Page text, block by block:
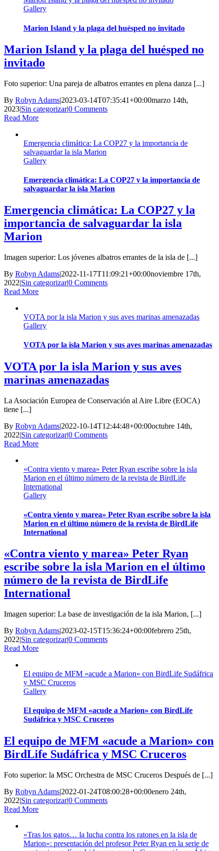
Gallery
Marion Island y la plaga del huésped no invitado
Marion Island y la plaga del huésped no
invitado
Foto superior: Una pareja de albatros errantes en plena danza [...]
By Robyn Adams|2023-03-14T07:35:41+00:00marzo 14th,
2023|Sin categorizar|0 Comments
Read More
Emergencia climática: La COP27 y la importancia de
salvaguardar la isla Marion
Gallery
Emergencia climática: La COP27 y la importancia de
salvaguardar la isla Marion
Emergencia climática: La COP27 y la
importancia de salvaguardar la isla
Marion
Imagen superior: Los jóvenes albatros errantes de la isla de [...]
By Robyn Adams|2022-11-17T11:09:21+00:00noviembre 17th,
2022|Sin categorizar|0 Comments
Read More
VOTA por la isla Marion y sus aves marinas amenazadas
Gallery
VOTA por la isla Marion y sus aves marinas amenazadas
VOTA por la isla Marion y sus aves
marinas amenazadas
La Asociación Europea de Conservación al Aire Libre (EOCA)
tiene [...]
By Robyn Adams|2022-10-14T12:44:48+00:00octubre 14th,
2022|Sin categorizar|0 Comments
Read More
«Contra viento y marea» Peter Ryan escribe sobre la isla
Marion en el último número de la revista de BirdLife
International
Gallery
«Contra viento y marea» Peter Ryan escribe sobre la isla
Marion en el último número de la revista de BirdLife
International
«Contra viento y marea» Peter Ryan
escribe sobre la isla Marion en el último
número de la revista de BirdLife
International
Imagen superior: La base de investigación de la isla Marion, [...]
By Robyn Adams|2023-02-15T15:36:24+00:00febrero 25th,
2022|Sin categorizar|0 Comments
Read More
El equipo de MFM «acude a Marion» con BirdLife Sudáfrica
y MSC Cruceros
Gallery
El equipo de MFM «acude a Marion» con BirdLife
Sudáfrica y MSC Cruceros
El equipo de MFM «acude a Marion» con
BirdLife Sudáfrica y MSC Cruceros
Foto superior: la MSC Orchestra de MSC Cruceros Después de [...]
By Robyn Adams|2022-01-24T08:00:28+00:00enero 24th,
2022|Sin categorizar|0 Comments
Read More
«Tras los gatos… la lucha contra los ratones en la isla de
Marion»: presentación del profesor Peter Ryan en la serie de